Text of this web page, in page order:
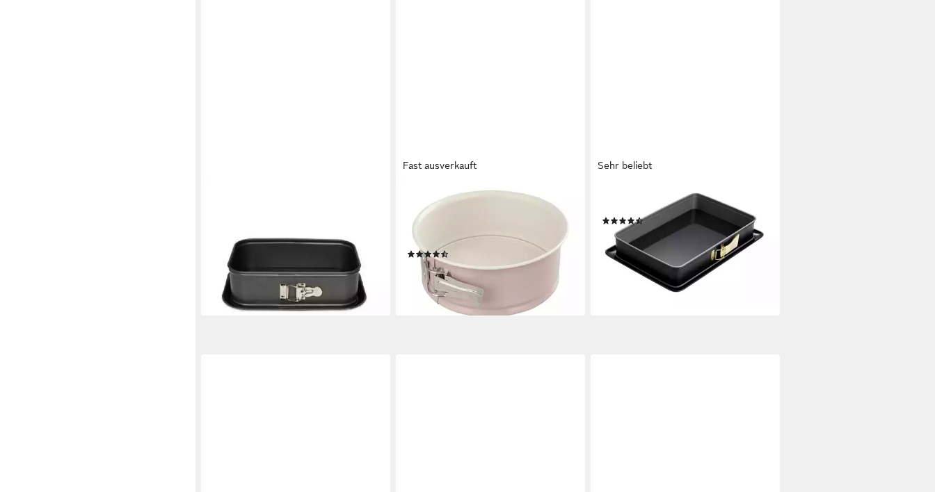
aus Stahl mit hohem Rand
34,50 €
lieferbar - in 3-4 Werktagen bei dir
Fast ausverkauft
DR. OETKER KÜCHENHELFER
Springform Springform Rundform
Backform Kuchenform Retro Rosa
D18cm x H8cm Dr.
ab 22,82 € 28,52 €
-20%
lieferbar - in 3-4 Werktagen bei dir
Sehr beliebt
DR. OETKER KÜCHENHELFER
Springform Kreativ
(88)
ab 39,95 € UVP49,99 €
-20%
lieferbar - in 1-2 Werktagen bei dir